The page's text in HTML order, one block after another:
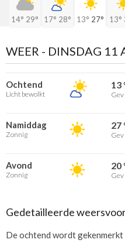
14° 29° 17° 28° 13° 27° 13°
WEER - DINSDAG 11
Ochtend
Licht bewolkt
13
Gev
Namiddag
Zonnig
27
Gev
Avond
Zonnig
20
Gev
Gedetailleerde
De ochtend wordt